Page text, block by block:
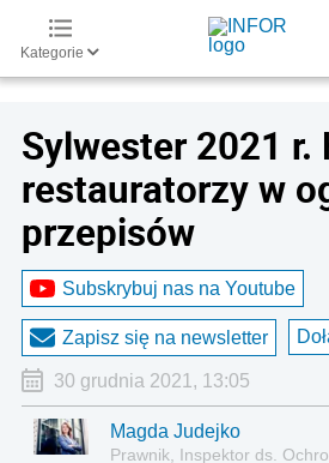
Kategorie
Sylwester 2021 r.
restauratorzy w
przepisów
Subskrybuj nas na Youtube
Zapisz się na newsletter
30 grudnia 2021, 13:05
Magda Judejko
Prawnik, Inspektor ds.